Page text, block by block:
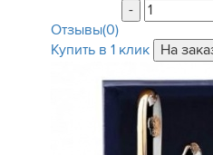
-
Отзывы(0)
Купить в 1 клик